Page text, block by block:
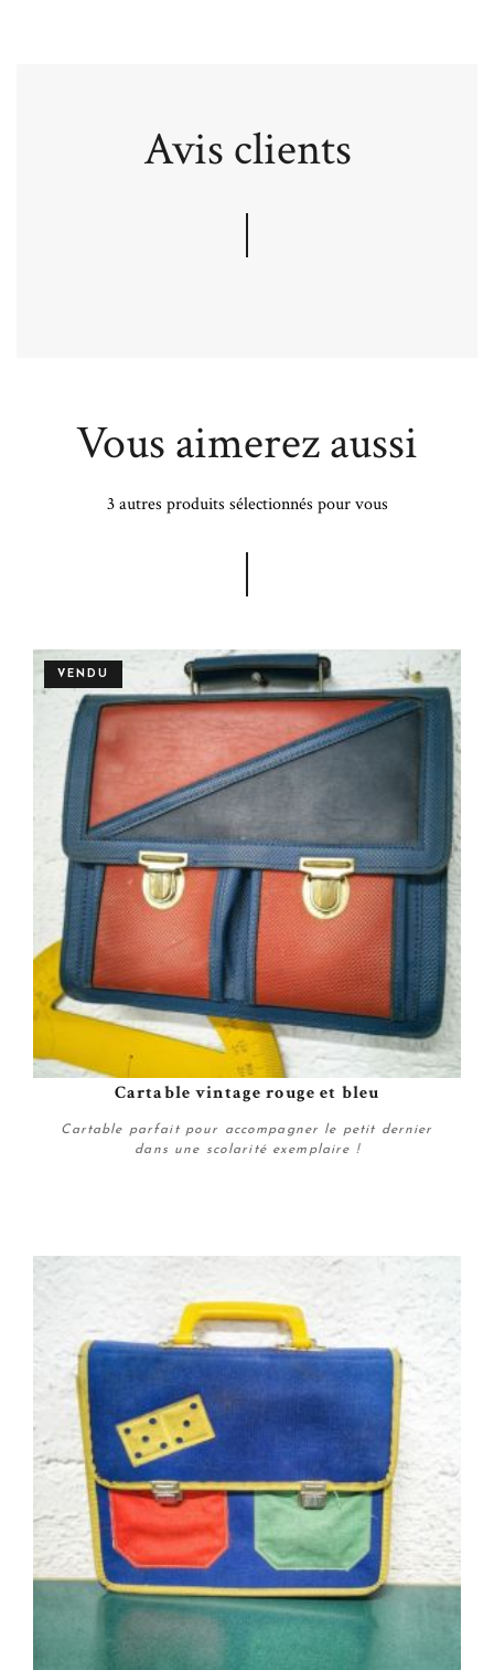
Avis clients
Vous aimerez aussi
3 autres produits sélectionnés pour vous
VENDU
Cartable vintage rouge et bleu
Cartable parfait pour accompagner le petit dernier
dans une scolarité exemplaire !